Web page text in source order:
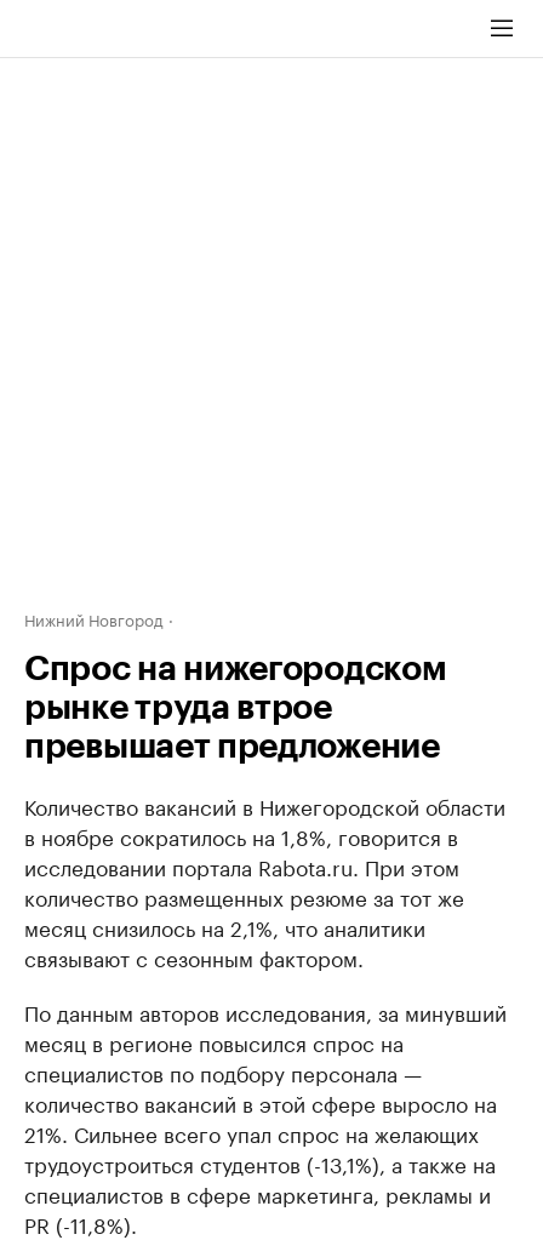
Нижний Новгород
Спрос на нижегородском
рынке труда втрое
превышает предложение
Количество вакансий в Нижегородской области
в ноябре сократилось на 1,8%, говорится в
исследовании портала Rabota.ru. При этом
количество размещенных резюме за тот же
месяц снизилось на 2,1%, что аналитики
связывают с сезонным фактором.
По данным авторов исследования, за минувший
месяц в регионе повысился спрос на
специалистов по подбору персонала —
количество вакансий в этой сфере выросло на
21%. Сильнее всего упал спрос на желающих
трудоустроиться студентов (-13,1%), а также на
специалистов в сфере маркетинга, рекламы и
PR (-11,8%).